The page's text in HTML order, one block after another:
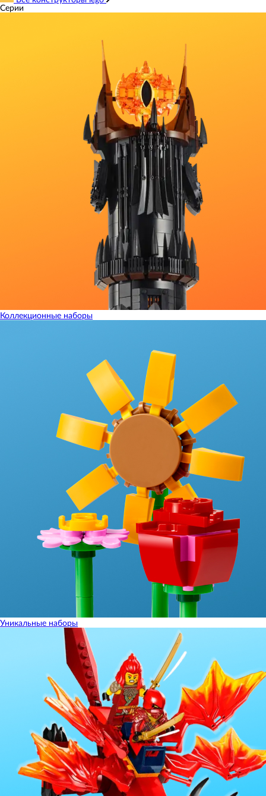
Серии
Коллекционные наборы
Уникальные наборы